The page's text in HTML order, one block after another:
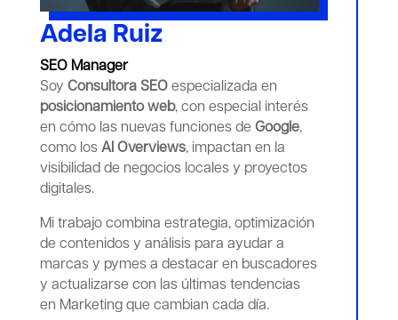
Adela Ruiz
SEO Manager
Soy Consultora SEOespecializada en
posicionamiento web, con especial interés
en cómo las nuevas funciones de Google,
como los AI Overviews, impactan en la
visibilidad de negocios locales y proyectos
digitales.
Mi trabajo combina estrategia, optimización
de contenidos y análisis para ayudar a
marcas y pymes a destacar en buscadores
y actualizarse con las últimas tendencias
en Marketing que cambian cada día.